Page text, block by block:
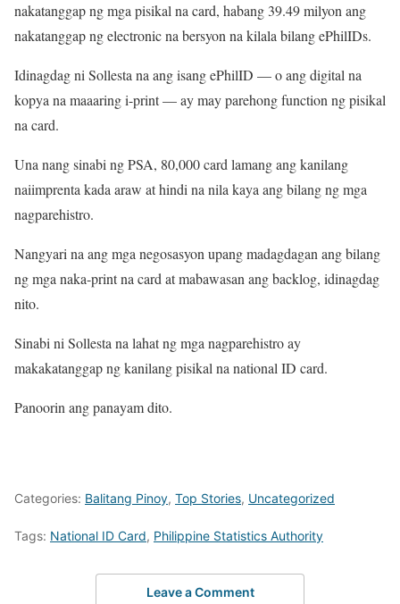
nakatanggap ng mga pisikal na card, habang 39.49 milyon ang
nakatanggap ng electronic na bersyon na kilala bilang ePhilIDs.
Idinagdag ni Sollesta na ang isang ePhilID — o ang digital na
kopya na maaaring i-print — ay may parehong function ng pisikal
na card.
Una nang sinabi ng PSA, 80,000 card lamang ang kanilang
naiimprenta kada araw at hindi na nila kaya ang bilang ng mga
nagparehistro.
Nangyari na ang mga negosasyon upang madagdagan ang bilang
ng mga naka-print na card at mabawasan ang backlog, idinagdag
nito.
Sinabi ni Sollesta na lahat ng mga nagparehistro ay
makakatanggap ng kanilang pisikal na national ID card.
Panoorin ang panayam dito.
Categories: Balitang Pinoy, Top Stories, Uncategorized
Tags: National ID Card, Philippine Statistics Authority
Leave a Comment